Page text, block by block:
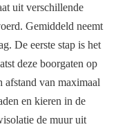
uit verschillende
Gemiddeld neemt
De eerste stap is het
deze boorgaten op
afstand van maximaal
en kieren in de
de muur uit